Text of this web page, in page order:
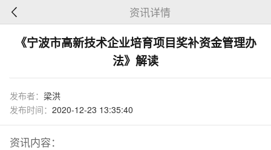
资讯详情
《宁波市高新技术企业培育项目奖补资金管理办
法》解读
发布者： 梁洪
发布时间： 2020-12-23 13:35:40
资讯内容：